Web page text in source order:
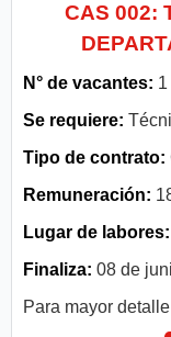
CAS 002:
N° de vacantes: 1
Se requiere:
Tipo de contrato:
Remuneración:
Lugar de labores:
Finaliza: 08 de
Para mayor